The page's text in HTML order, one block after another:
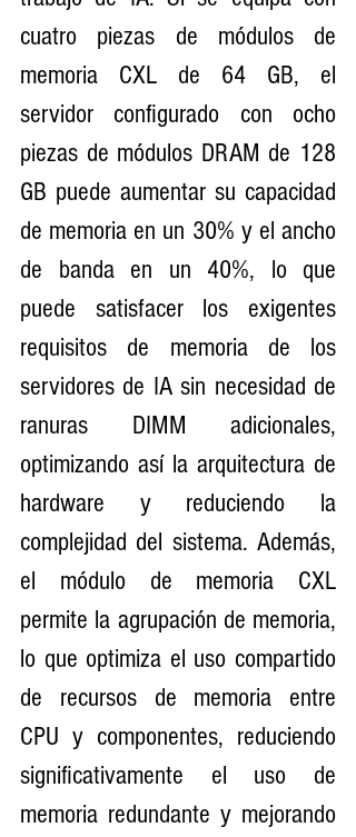
cuatro piezas de módulos de
memoria CXL de 64 GB, el
servidor configurado con ocho
piezas de módulos DRAM de 128
GB puede aumentar su capacidad
de memoria en un 30% y el ancho
de banda en un 40%, lo que
puede satisfacer los exigentes
requisitos de memoria de los
servidores de IA sin necesidad de
ranuras DIMM adicionales,
optimizando así la arquitectura de
hardware y reduciendo la
complejidad del sistema. Además,
el módulo de memoria CXL
permite la agrupación de memoria,
lo que optimiza el uso compartido
de recursos de memoria entre
CPU y componentes, reduciendo
significativamente el uso de
memoria redundante y mejorando